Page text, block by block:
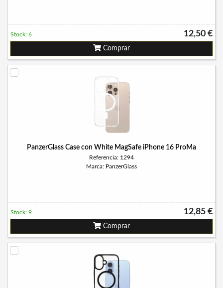
12,50 €
Stock: 6
Comprar
PanzerGlass Case con White MagSafe iPhone 16 ProMa
Referencia: 1294
Marca: PanzerGlass
12,85 €
Stock: 9
Comprar